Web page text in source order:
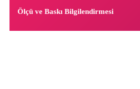
Ölçü ve Baskı Bilgilendirmesi